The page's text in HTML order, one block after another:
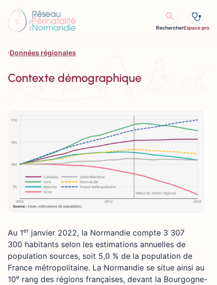
RechercherEspace pro
Données régionales
Contexte démographique
Au 1erjanvier 2022, la Normandie compte 3 307
300 habitants selon les estimations annuelles de
population sources, soit 5,0 % de la population de
France métropolitaine. La Normandie se situe ainsi au
10e rang des régions françaises, devant la Bourgogne-